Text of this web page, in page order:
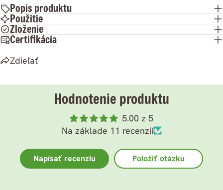
Popis produktu
Použitie
Zloženie
Certifikácia
Zdieľať
Hodnotenie produktu
5.00 z 5
Na základe 11 recenzií
Napísať recenziu Položiť otázku